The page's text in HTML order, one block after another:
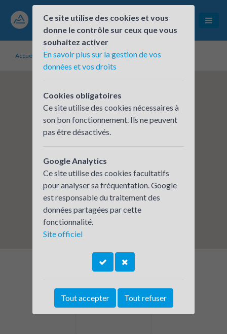
Accueil Établissements inscrits MOLINEL
Ce site utilise des cookies et vous
donne le contrôle sur ceux que vous
souhaitez activer
En savoir plus sur la gestion de vos
données et vos droits
Cookies obligatoires
Ce site utilise des cookies nécessaires à
son bon fonctionnement. Ils ne peuvent
pas être désactivés.
Google Analytics
Ce site utilise des cookies facultatifs
pour analyser sa fréquentation. Google
est responsable du traitement des
données partagées par cette
fonctionnalité.
Site officiel
Tout accepter Tout refuser